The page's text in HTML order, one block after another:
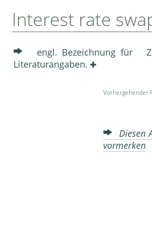
Interest rate
engl. Bezeichnung für
Literaturangaben.
Vorhergehender
Diesen
vormerken